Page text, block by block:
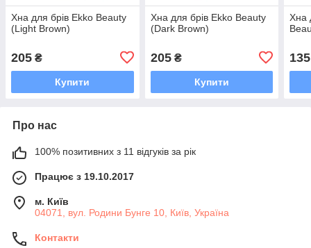
Хна для брів Ekko Beauty
(Light Brown)
205 ₴
Купити
Хна для брів Ekko Beauty
(Dark Brown)
205₴
Купити
Хна
135
Про нас
100% позитивних з 11 відгуків за рік
Працює з 19.10.2017
м. Київ
04071, вул. Родини Бунге 10, Київ, Україна
Контакти